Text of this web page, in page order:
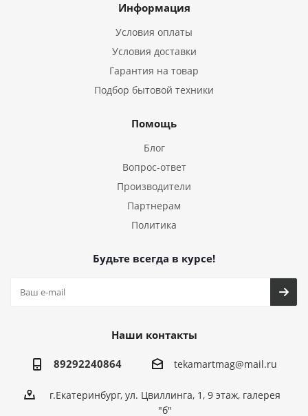
Информация
Условия оплаты
Условия доставки
Гарантия на товар
Подбор бытовой техники
Помощь
Блог
Вопрос-ответ
Производители
Партнерам
Политика
Будьте всегда в курсе!
Наши контакты
89292240864 tekamartmag@mail.ru
г.Екатеринбург, ул. Цвиллинга, 1, 9 этаж, галерея
"б"